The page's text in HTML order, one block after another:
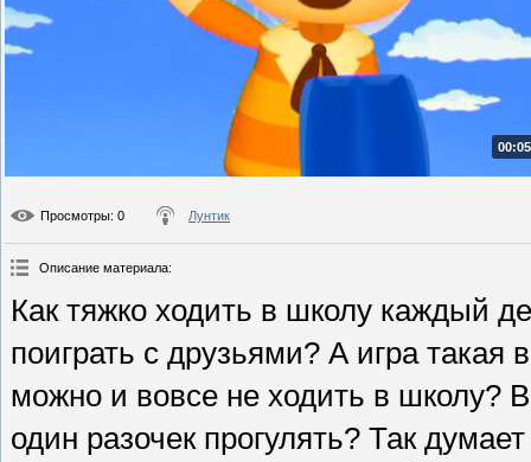
Просмотры: 0 Лунтик
Описание материала:
Как тяжко ходить в школу каждый
поиграть с друзьями? А игра такая
можно и вовсе не ходить в школу?
один разочек прогулять? Так